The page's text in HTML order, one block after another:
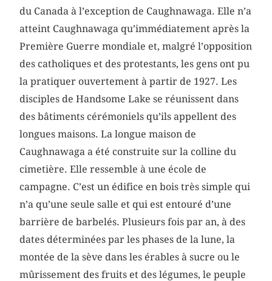
du Canada à l’exception de Caughnawaga. Elle n’a
atteint Caughnawaga qu’immédiatement après la
Première Guerre mondiale et, malgré l’opposition
des catholiques et des protestants, les gens ont pu
la pratiquer ouvertement à partir de 1927. Les
disciples de Handsome Lake se réunissent dans
des bâtiments cérémoniels qu’ils appellent des
longues maisons. La longue maison de
Caughnawaga a été construite sur la colline du
cimetière. Elle ressemble à une école de
campagne. C’est un édifice en bois très simple qui
n’a qu’une seule salle et qui est entouré d’une
barrière de barbelés. Plusieurs fois par an, à des
dates déterminées par les phases de la lune, la
montée de la sève dans les érables à sucre ou le
mûrissement des fruits et des légumes, le peuple